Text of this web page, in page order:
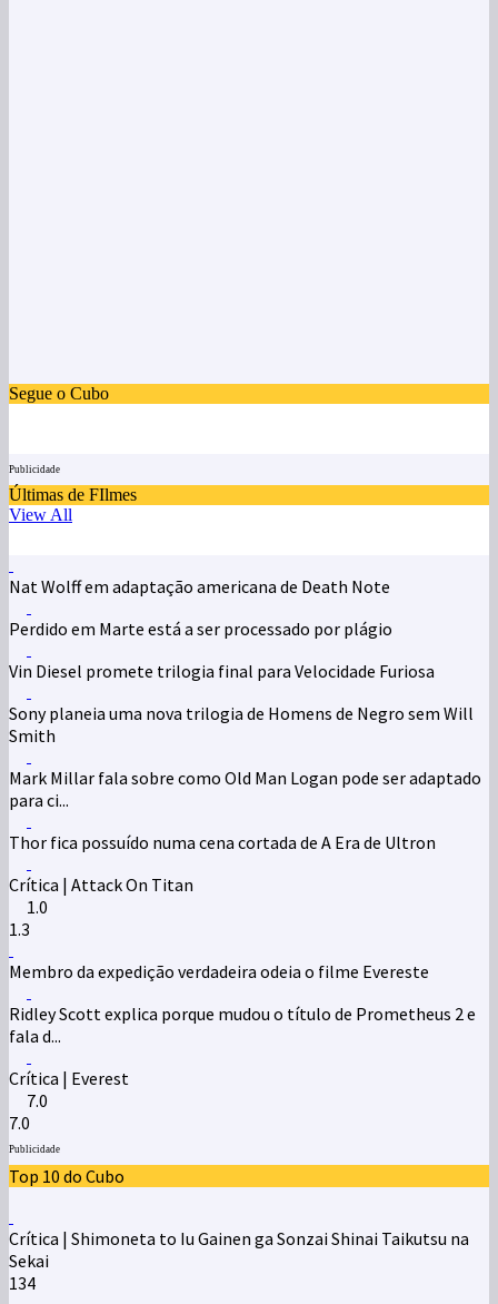
Segue o Cubo
Publicidade
Últimas de FIlmes
View All
Nat Wolff em adaptação americana de Death Note
Perdido em Marte está a ser processado por plágio
Vin Diesel promete trilogia final para Velocidade Furiosa
Sony planeia uma nova trilogia de Homens de Negro sem Will
Smith
Mark Millar fala sobre como Old Man Logan pode ser adaptado
para ci...
Thor fica possuído numa cena cortada de A Era de Ultron
Crítica | Attack On Titan
1.0
1.3
Membro da expedição verdadeira odeia o filme Evereste
Ridley Scott explica porque mudou o título de Prometheus 2 e
fala d...
Crítica | Everest
7.0
7.0
Publicidade
Top 10 do Cubo
Crítica | Shimoneta to Iu Gainen ga Sonzai Shinai Taikutsu na
Sekai
134